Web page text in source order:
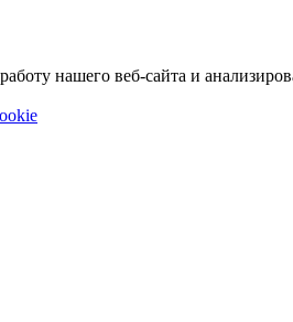
нашего веб-сайта и